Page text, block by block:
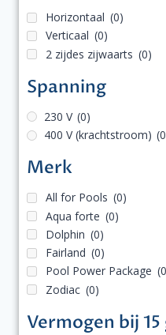
Horizontaal (0)
Verticaal (0)
2 zijdes zijwaarts (0)
Spanning
230 V (0)
400 V (krachtstroom)
Merk
All for Pools (0)
Aqua forte (0)
Dolphin (0)
Fairland (0)
Pool Power Package
Zodiac (0)
Vermogen bij